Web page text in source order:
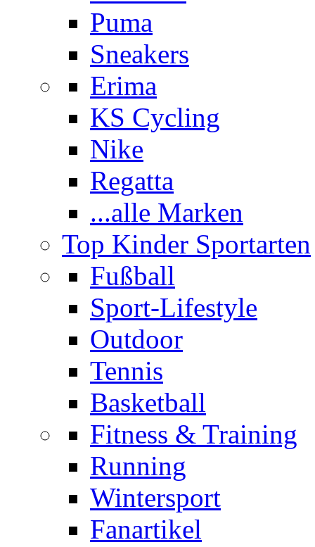
Puma
Sneakers
Erima
KS Cycling
Nike
Regatta
...alle Marken
Top Kinder Sportarten
Fußball
Sport-Lifestyle
Outdoor
Tennis
Basketball
Fitness & Training
Running
Wintersport
Fanartikel